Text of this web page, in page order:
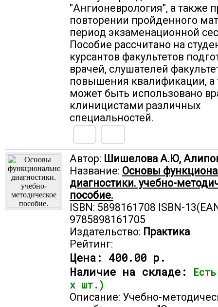
"Ангионеврология", а также
повторении пройденного
период экзаменационной
Пособие рассчитано на
курсантов факультетов
врачей, слушателей
повышения квалификации, а
может быть использовано
клиницистами различных
специальностей.
Автор: Шишелова А.Ю,
Название: Основы
диагностики. учебно-
пособие.
ISBN: 5898161708 ISBN-
9785898161705
Издательство: Практика
Рейтинг:
Цена: 400.00 р.
Наличие на складе:
х шт.)
Описание: Учебно-